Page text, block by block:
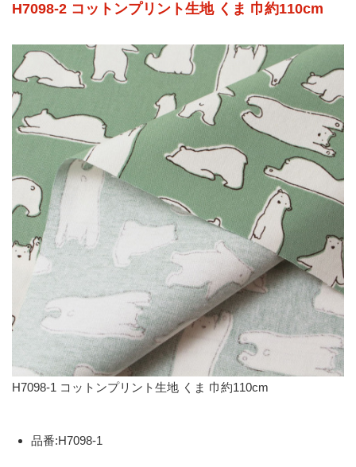
H7098-2 コットンプリント生地 くま 巾約110cm
H7098-1 コットンプリント生地 くま 巾約110cm
品番:H7098-1